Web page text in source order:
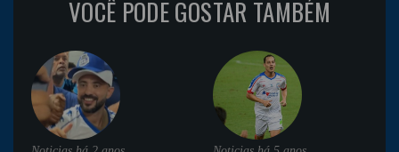
VOCÊ PODE GOSTAR TAMBÉM